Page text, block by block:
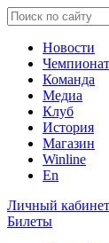
Новости
Чемпионат
Команда
Медиа
Клуб
История
Магазин
Winline
En
Личный кабинет
Билеты